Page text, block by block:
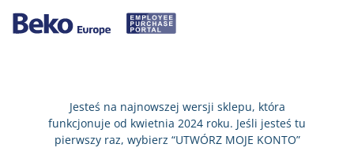
Jesteś na najnowszej wersji sklepu, która
funkcjonuje od kwietnia 2024 roku. Jeśli jesteś tu
pierwszy raz, wybierz “UTWÓRZ MOJE KONTO”